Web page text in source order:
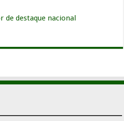
de destaque nacional